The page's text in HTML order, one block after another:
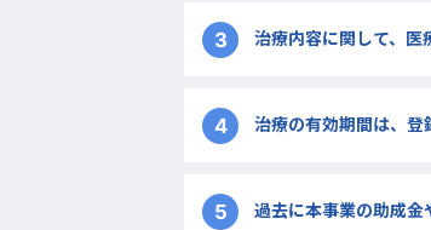
3 治療内容に関して、医
4 治療の有効期間は、登
5 過去に本事業の助成金